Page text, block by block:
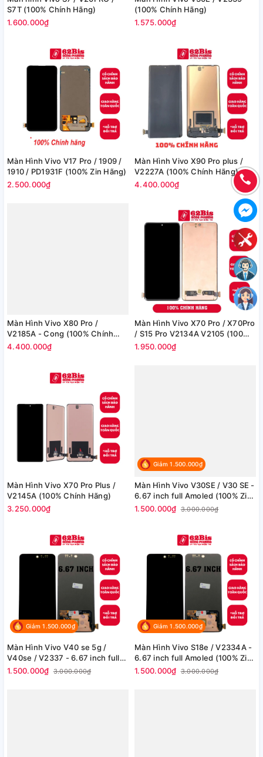
S7T (100% Chính Hãng)
1.600.000₫
(100% Chính Hãng)
1.575.000₫
Màn Hình Vivo V17 Pro / 1909 /
1910 / PD1931F (100% Zin Hãng)
2.500.000₫
Màn Hình Vivo X90 Pro plus /
V2227A (100% Chính Hãng)
4.400.000₫
Màn Hình Vivo X80 Pro /
V2185A - Cong (100% Chính
Hãng)
4.400.000₫
Màn Hình Vivo X70 Pro / X70Pro
/ S15 Pro V2134A V2105 (100%
Chính Hãng)
1.950.000₫
Màn Hình Vivo X70 Pro Plus /
V2145A (100% Chính Hãng)
3.250.000₫
Giảm 1.500.000₫
Màn Hình Vivo V30SE / V30 SE -
6.67 inch full Amoled (100% Zin
hãng)
1.500.000₫ 3.000.000₫
Giảm 1.500.000₫
Màn Hình Vivo V40 se 5g /
V40se / V2337 - 6.67 inch full
Amoled (100% Zin hãng)
1.500.000₫ 3.000.000₫
Giảm 1.500.000₫
Màn Hình Vivo S18e / V2334A -
6.67 inch full Amoled (100% Zin
hãng)
1.500.000₫ 3.000.000₫